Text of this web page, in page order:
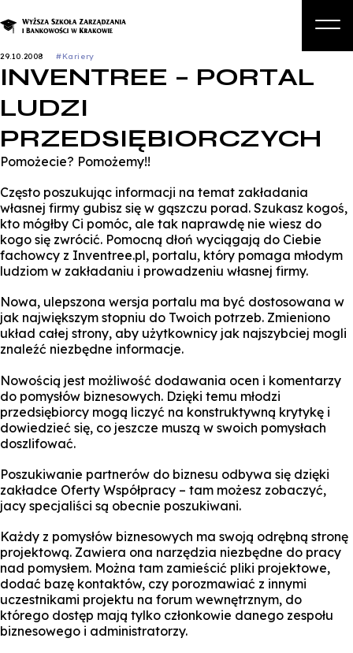
Studia podyplomowe i kursy
Student
Biznes
Zapisz się na studia
29.10.2008 #Kariery
INVENTREE – PORTAL
LUDZI
PRZEDSIĘBIORCZYCH
Pomożecie? Pomożemy!!
Często poszukując informacji na temat zakładania
własnej firmy gubisz się w gąszczu porad. Szukasz kogoś,
kto mógłby Ci pomóc, ale tak naprawdę nie wiesz do
kogo się zwrócić. Pomocną dłoń wyciągają do Ciebie
fachowcy z Inventree.pl, portalu, który pomaga młodym
ludziom w zakładaniu i prowadzeniu własnej firmy.
Nowa, ulepszona wersja portalu ma być dostosowana w
jak największym stopniu do Twoich potrzeb. Zmieniono
układ całej strony, aby użytkownicy jak najszybciej mogli
znaleźć niezbędne informacje.
Nowością jest możliwość dodawania ocen i komentarzy
do pomysłów biznesowych. Dzięki temu młodzi
przedsiębiorcy mogą liczyć na konstruktywną krytykę i
dowiedzieć się, co jeszcze muszą w swoich pomysłach
doszlifować.
Poszukiwanie partnerów do biznesu odbywa się dzięki
zakładce Oferty Współpracy – tam możesz zobaczyć,
jacy specjaliści są obecnie poszukiwani.
Każdy z pomysłów biznesowych ma swoją odrębną stronę
projektową. Zawiera ona narzędzia niezbędne do pracy
nad pomysłem. Można tam zamieścić pliki projektowe,
dodać bazę kontaktów, czy porozmawiać z innymi
uczestnikami projektu na forum wewnętrznym, do
którego dostęp mają tylko członkowie danego zespołu
biznesowego i administratorzy.